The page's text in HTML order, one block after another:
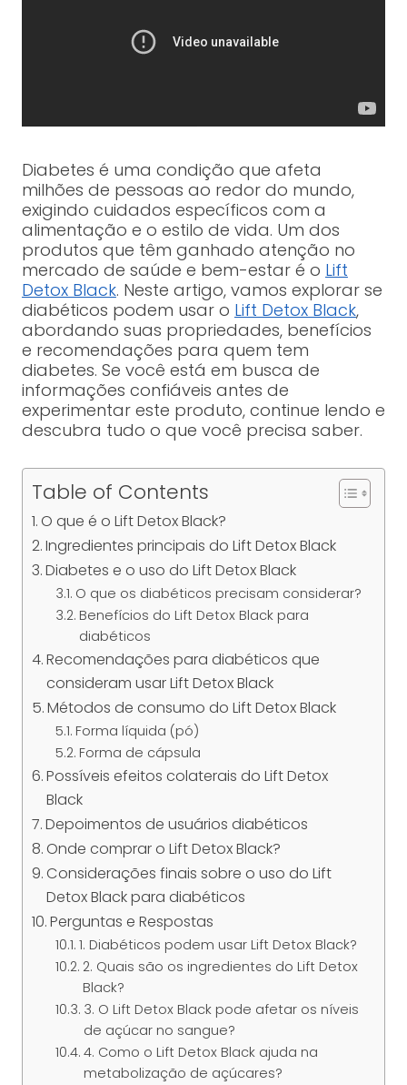
Diabetes é uma condição que afeta
milhões de pessoas ao redor do mundo,
exigindo cuidados específicos com a
alimentação e o estilo de vida. Um dos
produtos que têm ganhado atenção no
mercado de saúde e bem-estar é o Lift
Detox Black. Neste artigo, vamos explorar se
diabéticos podem usar o Lift Detox Black,
abordando suas propriedades, benefícios
e recomendações para quem tem
diabetes. Se você está em busca de
informações confiáveis antes de
experimentar este produto, continue lendo e
descubra tudo o que você precisa saber.
Table of Contents
O que é o Lift Detox Black?
Ingredientes principais do Lift Detox Black
Diabetes e o uso do Lift Detox Black
O que os diabéticos precisam considerar?
Benefícios do Lift Detox Black para
diabéticos
Recomendações para diabéticos que
consideram usar Lift Detox Black
Métodos de consumo do Lift Detox Black
Forma líquida (pó)
Forma de cápsula
Possíveis efeitos colaterais do Lift Detox
Black
Depoimentos de usuários diabéticos
Onde comprar o Lift Detox Black?
Considerações finais sobre o uso do Lift
Detox Black para diabéticos
Perguntas e Respostas
1. Diabéticos podem usar Lift Detox Black?
2. Quais são os ingredientes do Lift Detox
Black?
3. O Lift Detox Black pode afetar os níveis
de açúcar no sangue?
4. Como o Lift Detox Black ajuda na
metabolização de açúcares?